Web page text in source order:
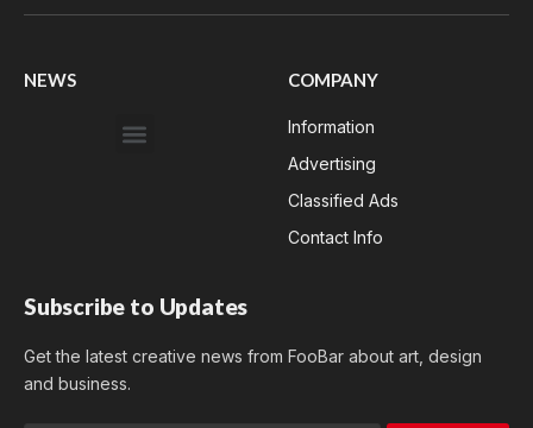
(Twitter)
NEWS COMPANY
Information
Advertising
Classified Ads
Contact Info
Subscribe to Updates
Get the latest creative news from FooBar about art, design
and business.